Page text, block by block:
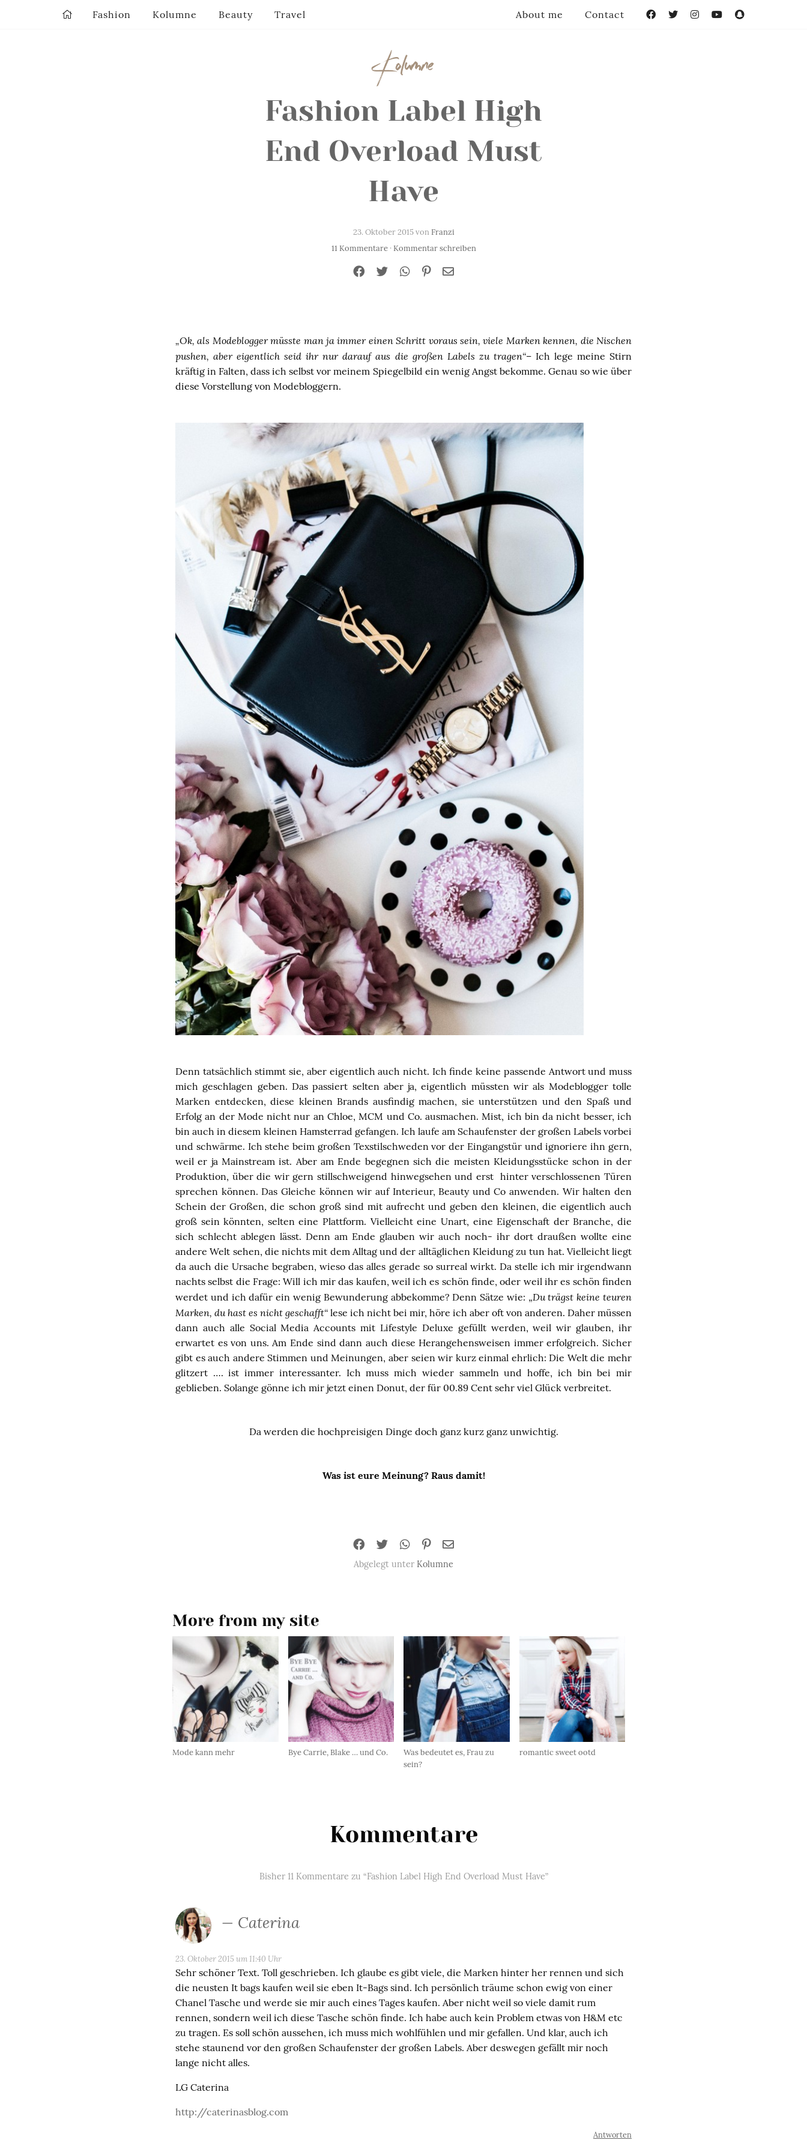
Kolumne
Fashion Label High
End Overload Must
Have
23. Oktober 2015 vonFranzi
11 Kommentare· Kommentar schreiben
„Ok, als Modeblogger müsste man ja immer einen Schritt voraus sein, viele Marken kennen, die Nischen
pushen, aber eigentlich seid ihr nur darauf aus die großen Labels zu tragen“– Ich lege meine Stirn
kräftig in Falten, dass ich selbst vor meinem Spiegelbild ein wenig Angst bekomme. Genau so wie über
diese Vorstellung von Modebloggern.
Denn tatsächlich stimmt sie, aber eigentlich auch nicht. Ich finde keine passende Antwort und muss
mich geschlagen geben. Das passiert selten aber ja, eigentlich müssten wir als Modeblogger tolle
Marken entdecken, diese kleinen Brands ausfindig machen, sie unterstützen und den Spaß und
Erfolg an der Mode nicht nur an Chloe, MCM und Co. ausmachen. Mist, ich bin da nicht besser, ich
bin auch in diesem kleinen Hamsterrad gefangen. Ich laufe am Schaufenster der großen Labels vorbei
und schwärme. Ich stehe beim großen Texstilschweden vor der Eingangstür und ignoriere ihn gern,
weil er ja Mainstream ist. Aber am Ende begegnen sichdie meisten Kleidungsstückeschon in der
Produktion, über die wir gern stillschweigend hinwegsehen und erst hinter verschlossenen Türen
sprechen können. Das Gleiche könnenwir auf Interieur, Beautyund Co anwenden. Wir halten den
Schein der Großen, die schon groß sind mit aufrecht und geben den kleinen, die eigentlich auch
groß sein könnten, selten eine Plattform. Vielleicht eine Unart, eine Eigenschaft der Branche, die
sich schlecht ablegen lässt. Denn am Ende glauben wir auch noch- ihr dort draußen wollte eine
andere Welt sehen, die nichts mit dem Alltag und der alltäglichen Kleidung zu tun hat. Vielleicht liegt
da auch die Ursache begraben, wieso das alles gerade so surreal wirkt. Da stelle ich mir irgendwann
nachts selbst die Frage: Will ich mir das kaufen, weil ich es schön finde, oder weil ihr es schön finden
werdet und ich dafür ein wenig Bewunderung abbekomme? Denn Sätze wie: „Du trägst keine teuren
Marken, du hast es nicht geschafft“ lese ich nicht bei mir, höre ich aber oft von anderen. Daher müssen
dann auch alle Social Media Accounts mit Lifestyle Deluxe gefüllt werden, weil wir glauben, ihr
erwartet es von uns. Am Ende sind dann auch diese Herangehensweisen immer erfolgreich. Sicher
gibt es auch andere Stimmen und Meinungen, aber seien wir kurz einmal ehrlich: Die Welt die mehr
glitzert …. ist immer interessanter. Ich muss mich wieder sammeln und hoffe, ich bin bei mir
geblieben. Solange gönne ich mir jetzt einen Donut, der für 00.89 Cent sehr viel Glück verbreitet.
Da werden die hochpreisigen Dinge doch ganz kurz ganz unwichtig.
Was ist eure Meinung? Raus damit!
Abgelegt unter Kolumne
More from my site
Mode kann mehr Bye Carrie, Blake … und Co.
Was bedeutet es, Frau zu
sein?
romantic sweet ootd
Kommentare
Bisher 11 Kommentare zu “Fashion Label High End Overload Must Have”
Caterina
23. Oktober 2015 um 11:40 Uhr
Sehr schöner Text. Toll geschrieben. Ich glaube es gibt viele, die Marken hinter her rennen und sich
die neusten It bags kaufen weil sie eben It-Bags sind. Ich persönlich träume schon ewig von einer
Chanel Tasche und werde sie mir auch eines Tages kaufen. Aber nicht weil so viele damit rum
rennen, sondern weil ich diese Tasche schön finde. Ich habe auch kein Problem etwas von H&M etc
zu tragen. Es soll schön aussehen, ich muss mich wohlfühlen und mir gefallen. Und klar, auch ich
stehe staunend vor den großen Schaufenster der großen Labels. Aber deswegen gefällt mir noch
lange nicht alles.
LG Caterina
http://caterinasblog.com
Antworten
Fashion Kolumne Beauty Travel About me Contact FacebookTwitterInstagramYouTube